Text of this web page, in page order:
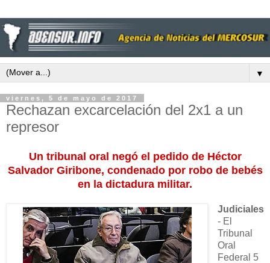
▼
viernes, 5 de mayo de 2017
Rechazan excarcelación del 2x1 a un
represor
Un tribunal oral negó el pedido de Héctor
Salvador Giribone, condenado por robo de bebés
en la dictadura militar.
Judiciales
- El
Tribunal
Oral
Federal 5